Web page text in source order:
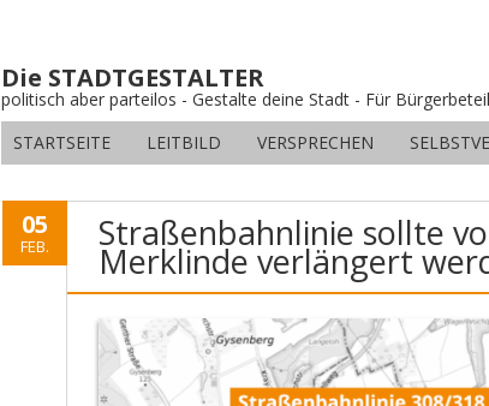
Die STADTGESTALTER
politisch aber parteilos - Gestalte deine Stadt - Für
STARTSEITE
LEITBILD VERSPRECHEN
05
FEB. Straßenbahnlinie sollte
Merklinde verlängert